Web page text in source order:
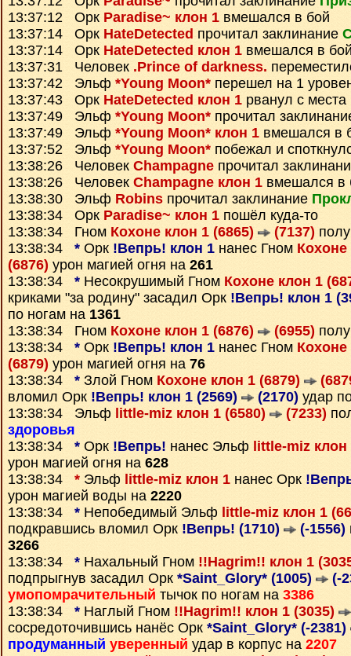
13:37:12 Орк Paradise~ клон 1 вмешался в бой
13:37:14 Орк HateDetected прочитал заклинание
13:37:14 Орк HateDetected клон 1 вмешался в
13:37:31 Человек .Prince of darkness.
13:37:42 Эльф *Young Moon* перешел на 1
13:37:43 Орк HateDetected клон 1 рванул с места
13:37:49 Эльф *Young Moon* прочитал
13:37:49 Эльф *Young Moon* клон 1 вмешался в
13:37:52 Эльф *Young Moon* побежал и
13:38:26 Человек Champagne прочитал
13:38:26 Человек Champagne клон 1 вмешался в
13:38:30 Эльф Robins прочитал заклинание
13:38:34 Орк Paradise~ клон 1 пошёл куда-то
13:38:34 Гном Кохоне клон 1 (6865) (7137)
13:38:34 * Орк !Вепрь! клон 1 нанес Гном Кохоне
(6876) урон магией огня на 261
13:38:34 * Несокрушимый Гном Кохоне клон 1
криками "за родину" засадил Орк !Вепрь! клон 1
по ногам на 1361
13:38:34 Гном Кохоне клон 1 (6876) (6955)
13:38:34 * Орк !Вепрь! клон 1 нанес Гном Кохоне
(6879) урон магией огня на 76
13:38:34 * Злой Гном Кохоне клон 1 (6879)
вломил Орк !Вепрь! клон 1 (2569) (2170) удар
13:38:34 Эльф little-miz клон 1 (6580) (7233)
здоровья
13:38:34 * Орк !Вепрь! нанес Эльф little-miz
урон магией огня на 628
13:38:34 * Эльф little-miz клон 1 нанес Орк
урон магией воды на 2220
13:38:34 * Непобедимый Эльф little-miz клон 1
подкравшись вломил Орк !Вепрь! (1710) (-1556)
3266
13:38:34 * Нахальный Гном !!Hagrim!! клон 1
подпрыгнув засадил Орк *Saint_Glory* (1005)
(-
умопомрачительный тычок по ногам на 3386
13:38:34 * Наглый Гном !!Hagrim!! клон 1 (3035)
сосредоточившись нанёс Орк *Saint_Glory* (-2381)
продуманный уверенный удар в корпус на 2207